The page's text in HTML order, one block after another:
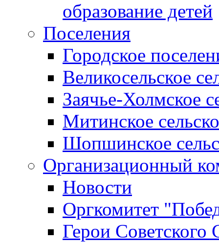
образование детей
Поселения
Городское
Великосельское
Заячье-Холмское
Митинское
Шопшинское
Организационный
Новости
Оргкомитет
Герои Советского